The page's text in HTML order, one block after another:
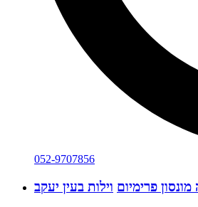
052-9707856
מונסון פרימיום וילות בעין יעקב